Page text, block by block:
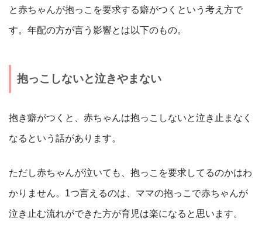
と赤ちゃんが抱っこを要求する癖がつくという考え方で
す。年配の方が言う影響とは以下のもの。
抱っこしないと泣きやまない
抱き癖がつくと、赤ちゃんは抱っこしないと泣き止まなく
なるという話があります。
ただし赤ちゃんが泣いても、抱っこを要求してるのかはわ
かりません。1つ言えるのは、ママの抱っこで赤ちゃんが
泣き止む流れができた方が育児は楽になると思います。